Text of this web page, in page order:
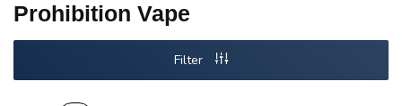
Prohibition Vape
Filter